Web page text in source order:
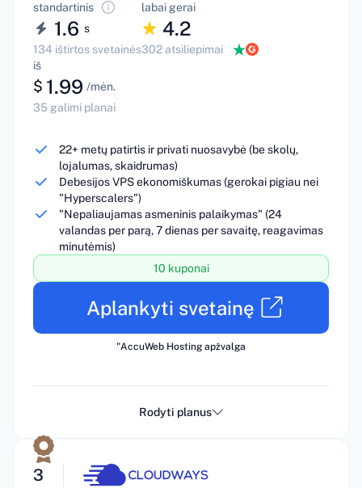
standartinis
1.6 s
134 ištirtos svetainės
labai gerai
4.2
302 atsiliepimai
iš
$ 1.99 /mėn.
35 galimi planai
22+ metų patirtis ir privati nuosavybė (be skolų,
lojalumas, skaidrumas)
Debesijos VPS ekonomiškumas (gerokai pigiau nei
"Hyperscalers")
"Nepaliaujamas asmeninis palaikymas" (24
valandas per parą, 7 dienas per savaitę, reagavimas
minutėmis)
10 kuponai
Aplankyti svetainę
"AccuWeb Hosting apžvalga
Rodyti planus
3